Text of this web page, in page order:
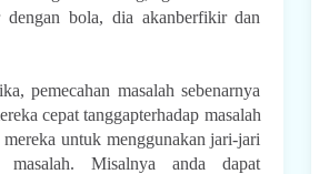
bola, dia akanberfikir dan
pemecahan masalah sebenarnya
cepat tanggapterhadap masalah
untuk menggunakan jari-jari
Misalnya anda dapat